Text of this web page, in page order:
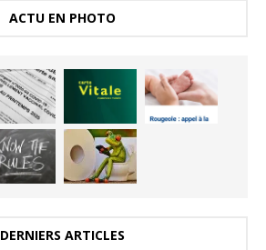
ACTU EN PHOTO
DERNIERS ARTICLES